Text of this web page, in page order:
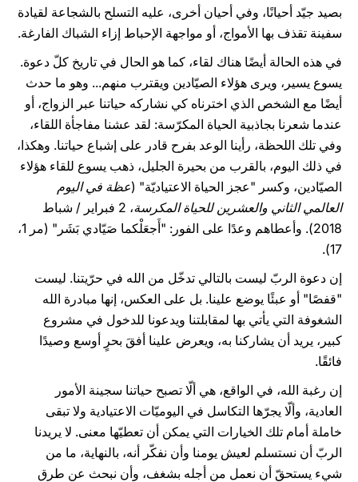
بصيد جيّد أحيانًا، وفي أحيان أخرى، عليه التسلح بالشجاعة لقيادة
سفينة تقذف بها الأمواج، أو مواجهة الإحباط إزاء الشباك الفارغة.
في هذه الحالة أيضًا هناك لقاء، كما هو الحال في تاريخ كلّ دعوة.
يسوع يسير، ويرى هؤلاء الصيّادين ويقترب منهم... وهو ما حدث
أيضًا مع الشخص الذي اخترناه كي نشاركه حياتنا عبر الزواج، أو
عندما شعرنا بجاذبية الحياة المكرّسة: لقد عشنا مفاجأة اللقاء،
وفي تلك اللحظة، رأينا الوعد بفرح قادر على إشباع حياتنا. وهكذا،
في ذلك اليوم، بالقرب من بحيرة الجليل، ذهب يسوع للقاء هؤلاء
الصيّادين، وكسر "عجز الحياة الاعتياديّة" (عظة في اليوم
العالمي الثاني والعشرين للحياة المكرسة
، 2 فبراير / شباط
2018). وأعطاهم وعدًا على الفور: "أَجعَلْكما صَيّادي بَشَر" (مر 1،
17).
إن دعوة الربّ ليست بالتالي تدخّل من الله في حرّيتنا. ليست
"قفصًا" أو عبئًا يوضع علينا. بل على العكس، إنها مبادرة الله
الشغوفة التي يأتي بها لمقابلتنا ويدعونا للدخول في مشروع
كبير، يريد أن يشاركنا به، ويعرض علينا أفقَ بحرٍ أوسع وصيدًا
فائقًا.
إن رغبة الله، في الواقع، هي ألّا تصبح حياتنا سجينة الأمور
العادية، وألّا يجرّها التكاسل في اليوميّات الاعتيادية ولا تبقى
خاملة أمام تلك الخيارات التي يمكن أن تعطيّها معنى. لا يريدنا
الربّ أن نستسلم لعيش يومنا وأن نفكّر أنه، بالنهاية، ما من
شيء يستحقّ أن نعمل من أجله بشغف، وأن نبحث عن طرق